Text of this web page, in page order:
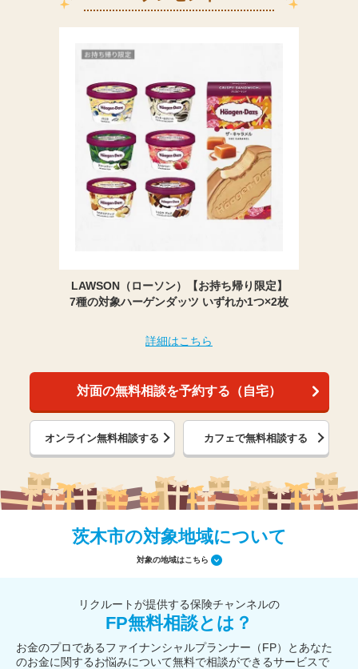
LAWSON（ローソン）【お持ち帰り限定】
7種の対象ハーゲンダッツ いずれか1つ×2枚
詳細はこちら
対面の無料相談を予約する（自宅）
オンライン無料相談する カフェで無料相談する
茨木市の対象地域について
対象の地域はこちら
リクルートが提供する保険チャンネルの
FP無料相談とは？
お金のプロであるファイナンシャルプランナー（FP）とあなた
のお金に関するお悩みについて無料で相談ができるサービスで